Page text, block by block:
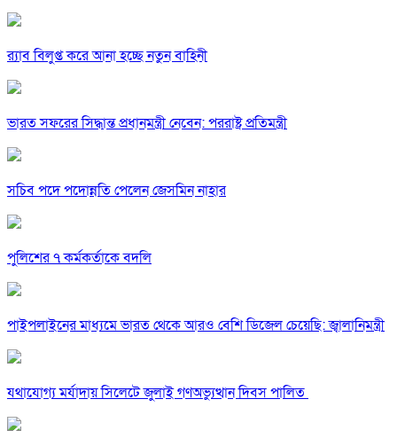
র‍্যাব বিলুপ্ত করে আনা হচ্ছে নতুন বাহিনী
ভারত সফরের সিদ্ধান্ত প্রধানমন্ত্রী নেবেন: পররাষ্ট্র প্রতিমন্ত্রী
সচিব পদে পদোন্নতি পেলেন জেসমিন নাহার
পুলিশের ৭ কর্মকর্তাকে বদলি
পাইপলাইনের মাধ্যমে ভারত থেকে আরও বেশি ডিজেল চেয়েছি: জ্বালানিমন্ত্রী
যথাযোগ্য মর্যাদায় সিলেটে জুলাই গণঅভ্যুত্থান দিবস পালিত